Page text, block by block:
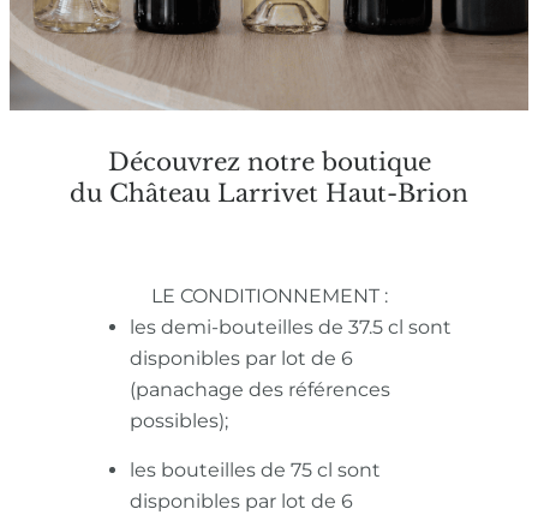
Découvrez notre boutique
du Château Larrivet Haut-Brion
LE CONDITIONNEMENT :
les demi-bouteilles de 37.5 cl sont
disponibles par lot de 6
(panachage des références
possibles);
les bouteilles de 75 cl sont
disponibles par lot de 6